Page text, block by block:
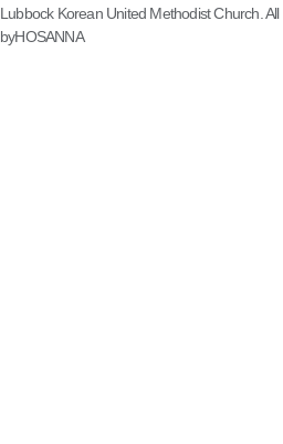
Lubbock Korean United Methodist Church.
byHOSANNA